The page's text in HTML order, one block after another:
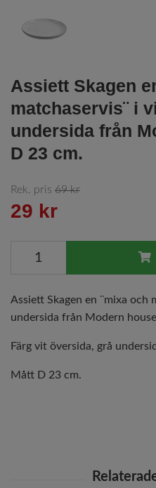
Assiett Skagen
matchaservis¨ i
undersida från
D 23 cm.
Rek. pris 69 kr
29 kr
Assiett Skagen en ¨mixa och
undersida från Modern
Färg vit översida, grå
Mått D 23 cm.